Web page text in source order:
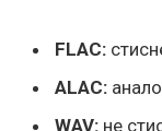
FLAC:
ALAC:
WAV: не